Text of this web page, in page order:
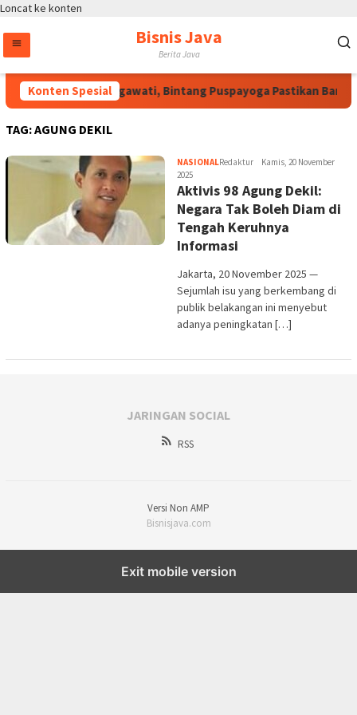
Loncat ke konten
Bisnis Java
Berita Java
Konten Spesial
Atas Arahan Megawati, Bintang Puspayoga Pastikan Bang
TAG:AGUNG DEKIL
NASIONALRedaktur
Kamis, 20 November
2025
Aktivis 98 Agung Dekil:
Negara Tak Boleh Diam di
Tengah Keruhnya
Informasi
Jakarta, 20 November 2025 —
Sejumlah isu yang berkembang di
publik belakangan ini menyebut
adanya peningkatan […]
JARINGAN SOCIAL
RSS
Versi Non AMP
Bisnisjava.com
Exit mobile version